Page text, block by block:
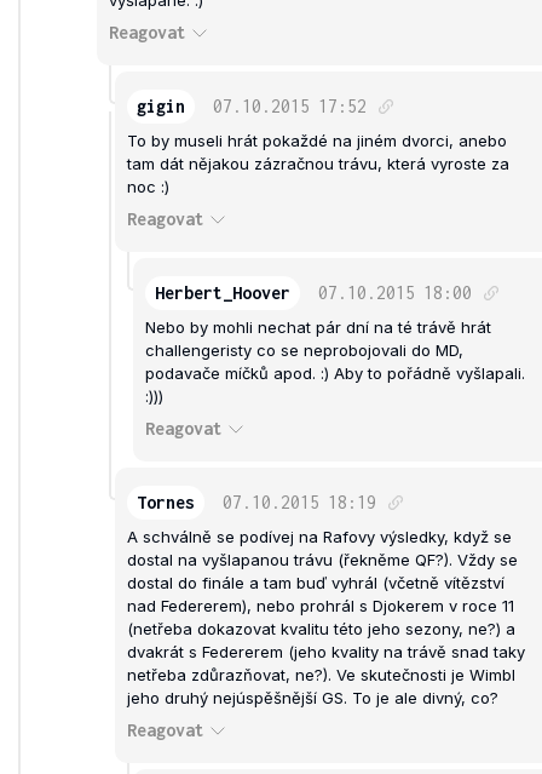
Reagovat
gigin 07.10.2015 17:52
To by museli hrát pokaždé na jiném dvorci, anebo
tam dát nějakou zázračnou trávu, která vyroste za
noc :)
Reagovat
Herbert_Hoover 07.10.2015 18:00
Nebo by mohli nechat pár dní na té trávě hrát
challengeristy co se neprobojovali do MD,
podavače míčků apod. :) Aby to pořádně vyšlapali.
:)))
Reagovat
Tornes 07.10.2015 18:19
A schválně se podívej na Rafovy výsledky, když se
dostal na vyšlapanou trávu (řekněme QF?). Vždy se
dostal do finále a tam buď vyhrál (včetně vítězství
nad Federerem), nebo prohrál s Djokerem v roce 11
(netřeba dokazovat kvalitu této jeho sezony, ne?) a
dvakrát s Federerem (jeho kvality na trávě snad taky
netřeba zdůrazňovat, ne?). Ve skutečnosti je Wimbl
jeho druhý nejúspěšnější GS. To je ale divný, co?
Reagovat